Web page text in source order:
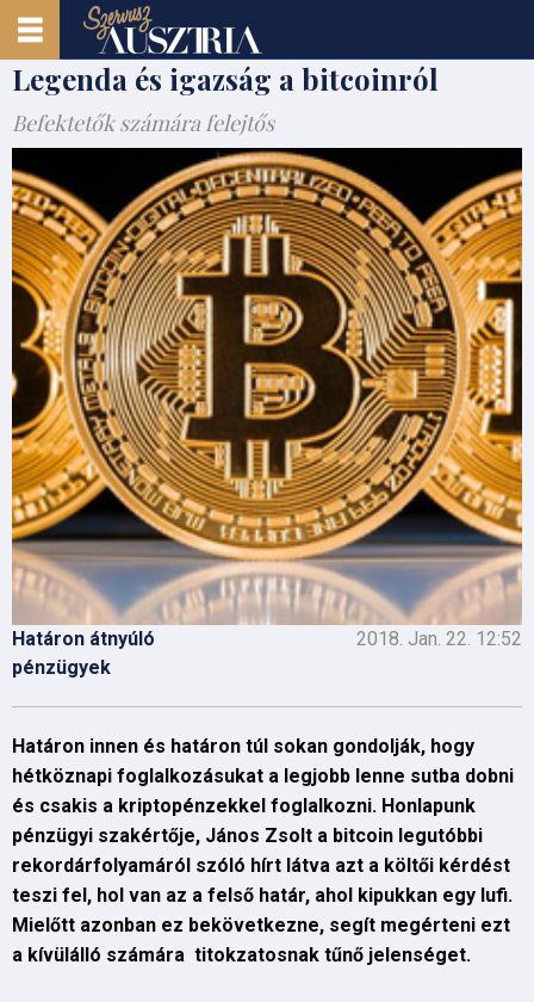
Legenda és igazság a bitcoinról
Befektetők számára felejtős
Határon átnyúló
pénzügyek
2018. Jan. 22. 12:52
Határon innen és határon túl sokan gondolják, hogy
hétköznapi foglalkozásukat a legjobb lenne sutba dobni
és csakis a kriptopénzekkel foglalkozni. Honlapunk
pénzügyi szakértője, János Zsolt a bitcoin legutóbbi
rekordárfolyamáról szóló hírt látva azt a költői kérdést
teszi fel, hol van az a felső határ, ahol kipukkan egy lufi.
Mielőtt azonban ez bekövetkezne, segít megérteni ezt
a kívülálló számára titokzatosnak tűnő jelenséget.